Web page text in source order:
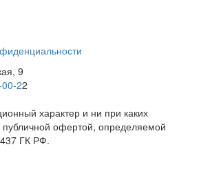
9
22
характер и ни при каких
публичной офертой, определяемой
ГК РФ.